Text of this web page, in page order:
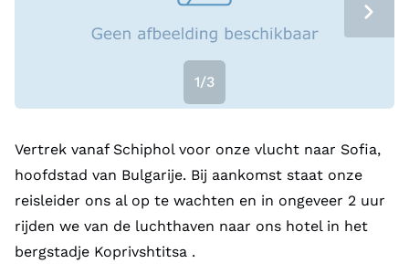
1/3
Vertrek vanaf Schiphol voor onze vlucht naar Sofia,
hoofdstad van Bulgarije. Bij aankomst staat onze
reisleider ons al op te wachten en in ongeveer 2 uur
rijden we van de luchthaven naar ons hotel in het
bergstadje Koprivshtitsa .